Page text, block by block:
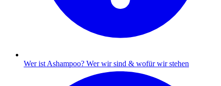
Wer ist Ashampoo? Wer wir sind & wofür wir stehen